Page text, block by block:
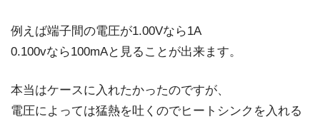
例えば端子間の電圧が1.00Vなら1A
0.100vなら100mAと見ることが出来ます。
本当はケースに入れたかったのですが、
電圧によっては猛熱を吐くのでヒートシンクを入れる